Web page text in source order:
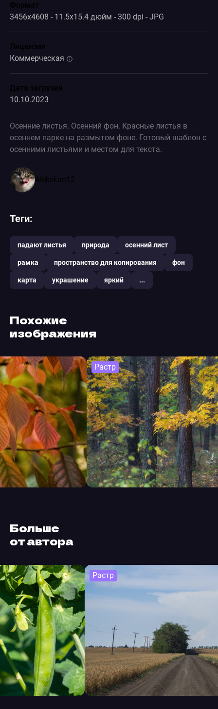
Формат
3456x4608 - 11.5x15.4 дюйм - 300 dpi - JPG
Лицензия
Коммерческая
Дата загрузки
10.10.2023
Осенние листья. Осенний фон. Красные листья в
осеннем парке на размытом фоне. Готовый шаблон с
осенними листьями и местом для текста.
Alekskan12
Теги:
падают листья природа осенний лист
рамка пространство для копирования фон
карта украшение яркий ...
Похожие
изображения
Растр
Больше
от автора
Растр